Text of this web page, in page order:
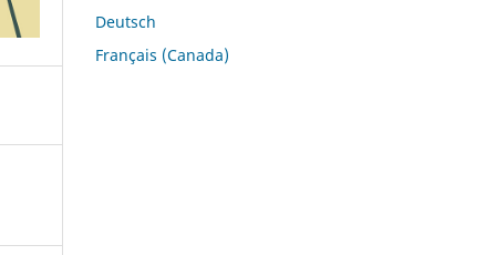
Deutsch
Français (Canada)